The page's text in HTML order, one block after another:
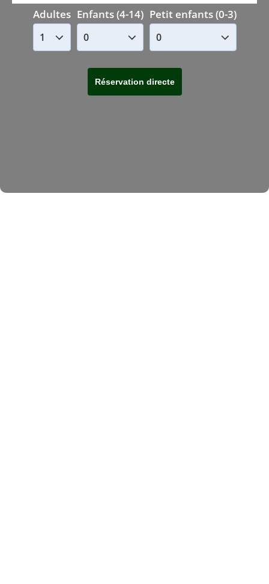
Adultes Enfants (4-14) Petit enfants (0-3)